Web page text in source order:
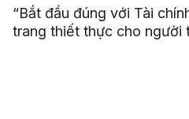
“Bắt đầu đúng với Tài
trang thiết thực cho người